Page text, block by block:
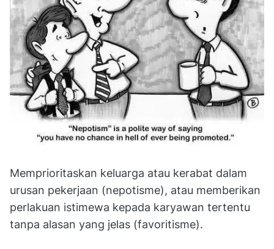
Memprioritaskan keluarga atau kerabat dalam
urusan pekerjaan (nepotisme), atau memberikan
perlakuan istimewa kepada karyawan tertentu
tanpa alasan yang jelas (favoritisme).